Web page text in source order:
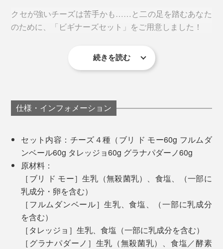
クセが強いチーズは苦手かも……と二の足を踏むあなた
のために、「ビギナーズセット」をご用意しました！
白カビ、青カビ、ウォッシュ、ハードの４タイプから、
続きを読む
仕様・インフォメーション
セット内容：チーズ４種（ブリ ド モー60g フルムダ
ンベール60g タレッジョ60g グラナパダーノ60g
原材料：
［ブリ ド モー］生乳（無殺菌乳）、食塩、（一部に
乳成分・卵を含む）
［フルムダンベール］生乳、食塩、（一部に乳成分
を含む）
［タレッジョ］生乳、食塩（一部に乳成分を含む）
［グラナパダーノ］生乳（無殺菌乳）、食塩／酵素